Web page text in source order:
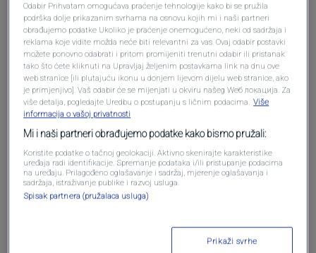
Oglas
Odabir Prihvatam omogućava praćenje tehnologije kako bi se pružila
podrška dolje prikazanim svrhama na osnovu kojih mi i naši partneri
obrađujemo podatke Ukoliko je praćenje onemogućeno, neki od sadržaja i
reklama koje vidite možda neće biti relevantni za vas. Ovaj odabir postavki
možete ponovno odabrati i pritom promijeniti trenutni odabir ili pristanak
tako što ćete kliknuti na Upravljaj željenim postavkama link na dnu ove
web stranice [ili plutajuću ikonu u donjem lijevom dijelu web stranice, ako
je primjenjivo]. Vaš odabir će se mijenjati u okviru našeg Wеб локација. Za
više detalja, pogledajte Uredbu o postupanju s ličnim podacima. Više
informacija o vašoj privatnosti
Mi i naši partneri obrađujemo podatke kako bismo pružali:
Koristite podatke o tačnoj geolokaciji. Aktivno skenirajte karakteristike
uređaja radi identifikacije. Spremanje podataka i/ili pristupanje podacima
na uređaju. Prilagođeno oglašavanje i sadržaj, mjerenje oglašavanja i
sadržaja, istraživanje publike i razvoj usluga.
Spisak partnera (pružalaca usluga)
Prikaži svrhe